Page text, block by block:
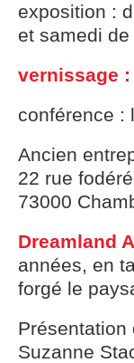
exposition :
et samedi
vernissage :
conférence :
Ancien
22 rue fodéré
73000
Dreamland
années, en
forgé le
Présentation
Suzanne